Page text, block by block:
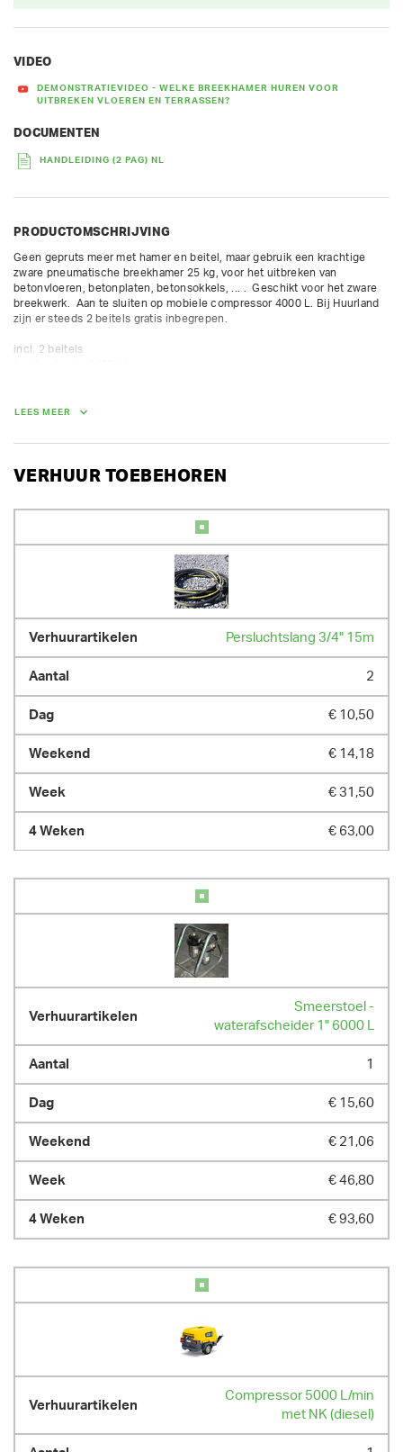
VIDEO
DEMONSTRATIEVIDEO - WELKE BREEKHAMER HUREN VOOR
UITBREKEN VLOEREN EN TERRASSEN?
DOCUMENTEN
HANDLEIDING (2 PAG) NL
PRODUCTOMSCHRIJVING
Geen gepruts meer met hamer en beitel, maar gebruik een krachtige
zware pneumatische breekhamer 25 kg, voor het uitbreken van
betonvloeren, betonplaten, betonsokkels, ... .  Geschikt voor het zware
breekwerk.  Aan te sluiten op mobiele compressor 4000 L. Bij Huurland
zijn er steeds 2 beitels gratis inbegrepen.
incl. 2 beitels
LEES MEER
VERHUUR TOEBEHOREN
Persluchtslang 3/4" 15m
2
€ 10,50
€ 14,18
€ 31,50
€ 63,00
Smeerstoel -
waterafscheider 1" 6000 L
1
€ 15,60
€ 21,06
€ 46,80
€ 93,60
Compressor 5000 L/min
met NK (diesel)